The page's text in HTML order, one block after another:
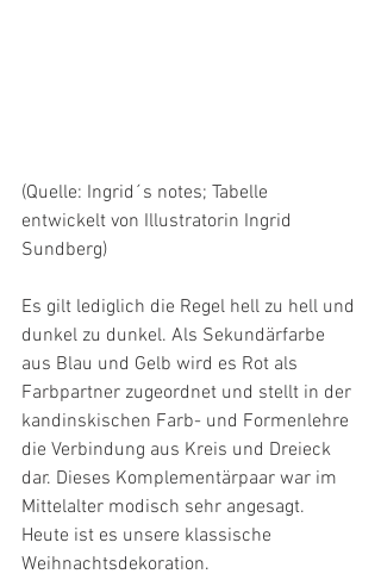
(Quelle: Ingrid´s notes; Tabelle
entwickelt von Illustratorin Ingrid
Sundberg)
Es gilt lediglich die Regel hell zu hell und
dunkel zu dunkel. Als Sekundärfarbe
aus Blau und Gelb wird es Rot als
Farbpartner zugeordnet und stellt in der
kandinskischen Farb- und Formenlehre
die Verbindung aus Kreis und Dreieck
dar. Dieses Komplementärpaar war im
Mittelalter modisch sehr angesagt.
Heute ist es unsere klassische
Weihnachtsdekoration.